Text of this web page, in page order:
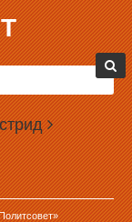
ЗАЛИЗНЯК
оперы
стала певица и
Зализняк.
несколько
собственный